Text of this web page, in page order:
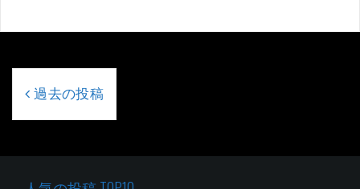
投
稿
ー
過去の投稿